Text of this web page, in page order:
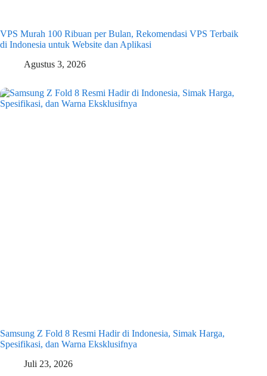
VPS Murah 100 Ribuan per Bulan, Rekomendasi VPS Terbaik
di Indonesia untuk Website dan Aplikasi
Agustus 3, 2026
Samsung Z Fold 8 Resmi Hadir di Indonesia, Simak Harga,
Spesifikasi, dan Warna Eksklusifnya
Juli 23, 2026